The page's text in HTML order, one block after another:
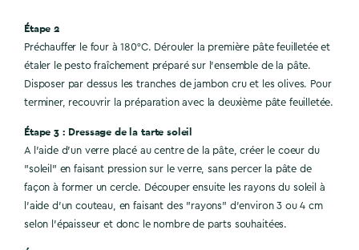
Étape 2
Préchauffer le four à 180°C. Dérouler la première pâte feuilletée et
étaler le pesto fraîchement préparé sur l’ensemble de la pâte.
Disposer par dessus les tranches de jambon cru et les olives. Pour
terminer, recouvrir la préparation avec la deuxième pâte feuilletée.
Étape 3 : Dressage de la tarte soleil
A l'aide d'un verre placé au centre de la pâte, créer le coeur du
"soleil" en faisant pression sur le verre, sans percer la pâte de
façon à former un cercle. Découper ensuite les rayons du soleil à
l'aide d'un couteau, en faisant des "rayons" d'environ 3 ou 4 cm
selon l'épaisseur et donc le nombre de parts souhaitées.